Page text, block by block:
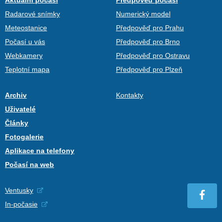
Radarové snímky
Meteostanice
Počasí u vás
Webkamery
Teplotní mapa
Numerický model
Předpověď pro Prahu
Předpověď pro Brno
Předpověď pro Ostravu
Předpověď pro Plzeň
Archiv
Uživatelé
Články
Fotogalerie
Aplikace na telefony
Počasí na web
Kontakty
Ventusky
In-počasie